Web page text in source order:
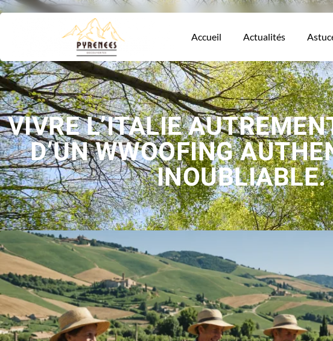
Accueil Actualités
VIVRE L’ITALIE
D’UN WWOOFING
INOUBLIABLE.